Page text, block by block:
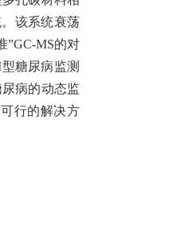
该系统衰荡
”GC-MS的对
糖尿病监测
病的动态监
行的解决方